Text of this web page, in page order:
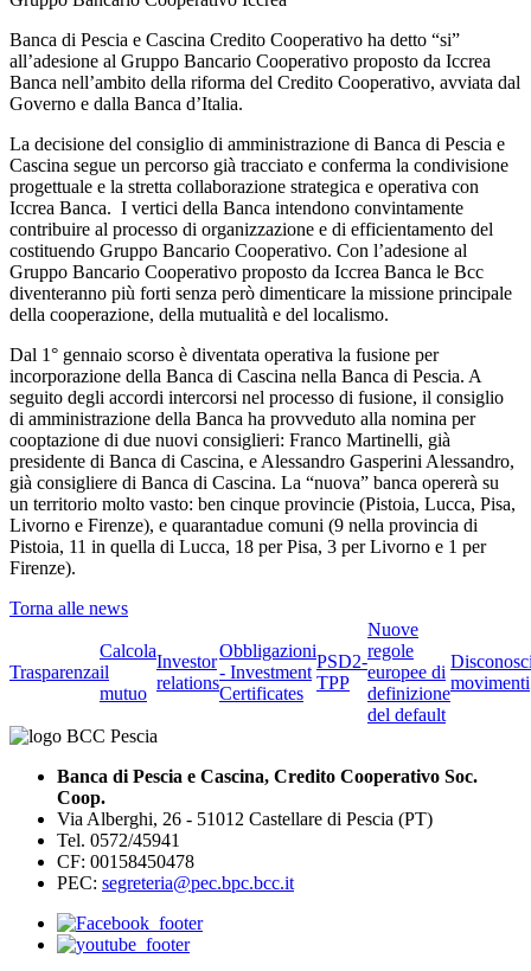
Banca di Pescia e Cascina Credito Cooperativo ha detto “si”
all’adesione al Gruppo Bancario Cooperativo proposto da Iccrea
Banca nell’ambito della riforma del Credito Cooperativo, avviata dal
Governo e dalla Banca d’Italia.
La decisione del consiglio di amministrazione di Banca di Pescia e
Cascina segue un percorso già tracciato e conferma la condivisione
progettuale e la stretta collaborazione strategica e operativa con
Iccrea Banca. I vertici della Banca intendono convintamente
contribuire al processo di organizzazione e di efficientamento del
costituendo Gruppo Bancario Cooperativo. Con l’adesione al
Gruppo Bancario Cooperativo proposto da Iccrea Banca le Bcc
diventeranno più forti senza però dimenticare la missione principale
della cooperazione, della mutualità e del localismo.
Dal 1° gennaio scorso è diventata operativa la fusione per
incorporazione della Banca di Cascina nella Banca di Pescia. A
seguito degli accordi intercorsi nel processo di fusione, il consiglio
di amministrazione della Banca ha provveduto alla nomina per
cooptazione di due nuovi consiglieri: Franco Martinelli, già
presidente di Banca di Cascina, e Alessandro Gasperini Alessandro,
già consigliere di Banca di Cascina. La “nuova” banca opererà su
un territorio molto vasto: ben cinque provincie (Pistoia, Lucca, Pisa,
Livorno e Firenze), e quarantadue comuni (9 nella provincia di
Pistoia, 11 in quella di Lucca, 18 per Pisa, 3 per Livorno e 1 per
Firenze).
Torna alle news
Trasparenza
Calcola
il
mutuo
Investor
relations
Obbligazioni
- Investment
Certificates
PSD2-
TPP
Nuove
regole
europee di
definizione
del default
movimenti
Banca di Pescia e Cascina, Credito Cooperativo Soc.
Coop.
Via Alberghi, 26 - 51012 Castellare di Pescia (PT)
Tel. 0572/45941
CF: 00158450478
PEC: segreteria@pec.bpc.bcc.it